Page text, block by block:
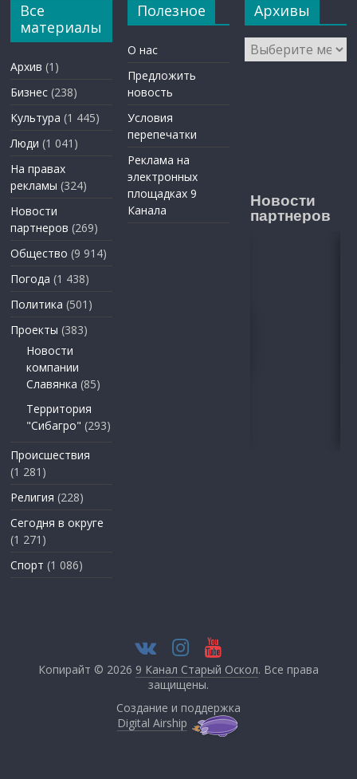
Все
материалы
Архив (1)
Бизнес (238)
Культура (1 445)
Люди (1 041)
На правах
рекламы (324)
Новости
партнеров (269)
Общество (9 914)
Погода (1 438)
Политика (501)
Проекты (383)
Новости
компании
Славянка (85)
Территория
"Сибагро" (293)
Происшествия
(1 281)
Религия (228)
Сегодня в округе
(1 271)
Спорт (1 086)
Полезное
О нас
Предложить
новость
Условия
перепечатки
Реклама на
электронных
площадках 9
Канала
Архивы
Архивы
Новости
партнеров
Копирайт © 2026 9 Канал Старый Оскол. Все права
защищены.
Создание и поддержка
Digital Airship